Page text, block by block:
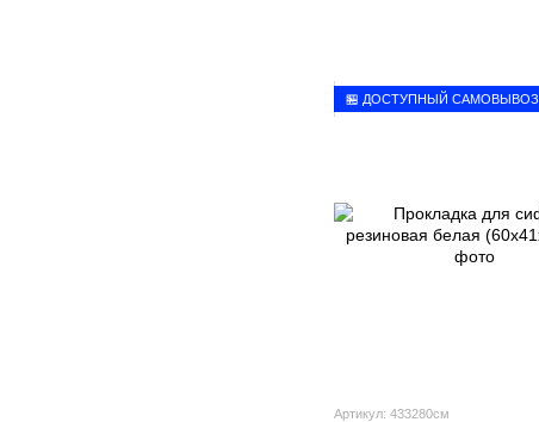
🏪 ДОСТУПНЫЙ САМОВЫВОЗ
Артикул: 433280см